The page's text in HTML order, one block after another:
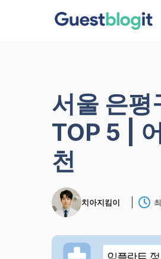
서울 은평
TOP 5 |
천
치아지킴이